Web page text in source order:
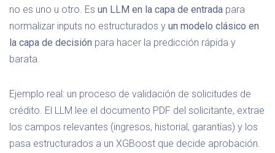
no es uno u otro. Es un LLM en la capa de entrada para
normalizar inputs no estructurados y un modelo clásico en
la capa de decisión para hacer la predicción rápida y
barata.
Ejemplo real: un proceso de validación de solicitudes de
crédito. El LLM lee el documento PDF del solicitante, extrae
los campos relevantes (ingresos, historial, garantías) y los
pasa estructurados a un XGBoost que decide aprobación.